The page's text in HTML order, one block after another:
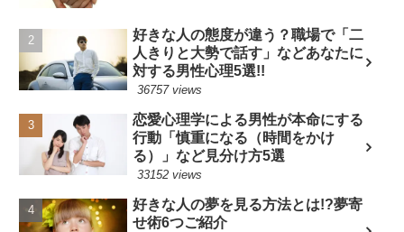
好きな人の態度が違う？職場で「二
人きりと大勢で話す」などあなたに
対する男性心理5選!!
36757 views
恋愛心理学による男性が本命にする
行動「慎重になる（時間をかけ
る）」など見分け方5選
33152 views
好きな人の夢を見る方法とは!?夢寄
せ術6つご紹介